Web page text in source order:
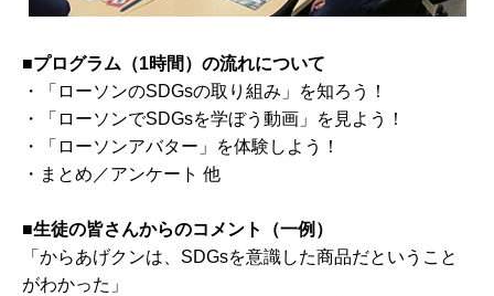
■プログラム（1時間）の流れについて
・「ローソンのSDGsの取り組み」を知ろう！
・「ローソンでSDGsを学ぼう動画」を見よう！
・「ローソンアバター」を体験しよう！
・まとめ／アンケート 他
■生徒の皆さんからのコメント（一例）
「からあげクンは、SDGsを意識した商品だということ
がわかった」